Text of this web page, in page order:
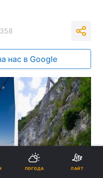
358
нас в Google
ПОГОДА ЛАЙТ